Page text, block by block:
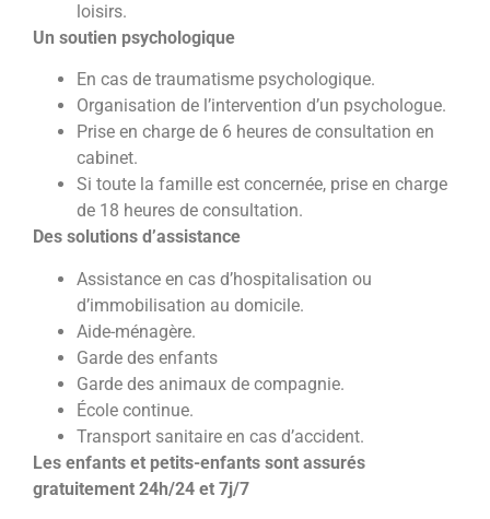
loisirs.
Un soutien psychologique
En cas de traumatisme psychologique.
Organisation de l’intervention d’un psychologue.
Prise en charge de 6 heures de consultation en
cabinet.
Si toute la famille est concernée, prise en charge
de 18 heures de consultation.
Des solutions d’assistance
Assistance en cas d’hospitalisation ou
d’immobilisation au domicile.
Aide-ménagère.
Garde des enfants
Garde des animaux de compagnie.
École continue.
Transport sanitaire en cas d’accident.
Les enfants et petits-enfants sont assurés
gratuitement 24h/24 et 7j/7